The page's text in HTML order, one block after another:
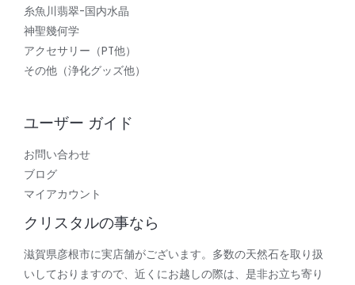
糸魚川翡翠-国内水晶
神聖幾何学
アクセサリー（PT他）
その他（浄化グッズ他）
ユーザー ガイド
お問い合わせ
ブログ
マイアカウント
クリスタルの事なら
滋賀県彦根市に実店舗がございます。多数の天然石を取り扱
いしておりますので、近くにお越しの際は、是非お立ち寄り